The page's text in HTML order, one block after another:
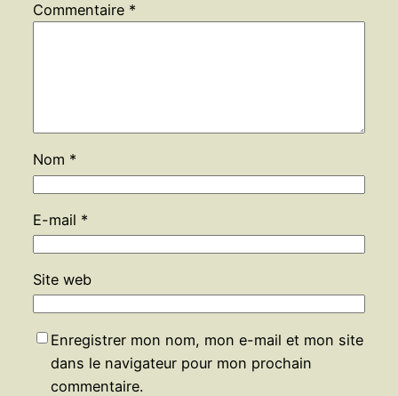
Commentaire *
Nom *
E-mail *
Site web
Enregistrer mon nom, mon e-mail et mon site
dans le navigateur pour mon prochain
commentaire.